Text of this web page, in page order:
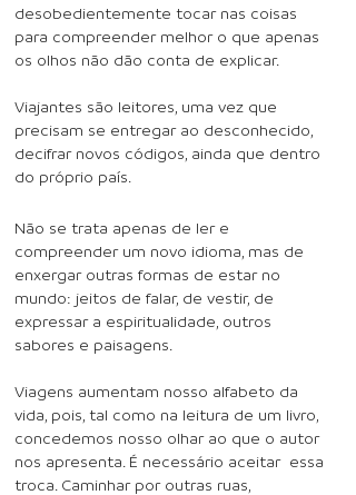
desobedientemente tocar nas coisas
para compreender melhor o que apenas
os olhos não dão conta de explicar.
Viajantes são leitores, uma vez que
precisam se entregar ao desconhecido,
decifrar novos códigos, ainda que dentro
do próprio país.
Não se trata apenas de ler e
compreender um novo idioma, mas de
enxergar outras formas de estar no
mundo: jeitos de falar, de vestir, de
expressar a espiritualidade, outros
sabores e paisagens.
Viagens aumentam nosso alfabeto da
vida, pois, tal como na leitura de um livro,
concedemos nosso olhar ao que o autor
nos apresenta. É necessário aceitar essa
troca. Caminhar por outras ruas,